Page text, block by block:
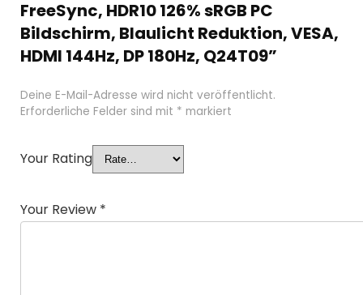
FreeSync, HDR10 126% sRGB PC
Bildschirm, Blaulicht Reduktion, VESA,
HDMI 144Hz, DP 180Hz, Q24T09”
Deine E-Mail-Adresse wird nicht veröffentlicht.
Erforderliche Felder sind mit * markiert
Your Rating
Your Review *